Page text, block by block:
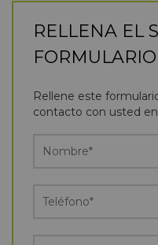
RELLENA EL
FORMULARIO
Rellene este
contacto con usted